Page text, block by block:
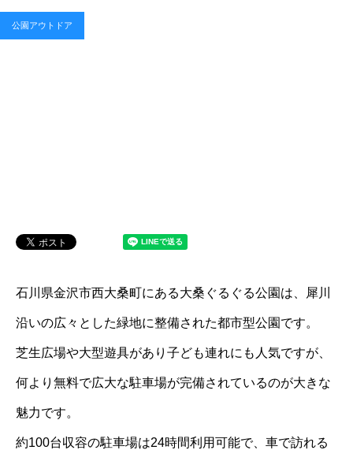
公園アウトドア
石川県金沢市西大桑町にある大桑ぐるぐる公園は、犀川
沿いの広々とした緑地に整備された都市型公園です。
芝生広場や大型遊具があり子ども連れにも人気ですが、
何より無料で広大な駐車場が完備されているのが大きな
魅力です。
約100台収容の駐車場は24時間利用可能で、車で訪れる